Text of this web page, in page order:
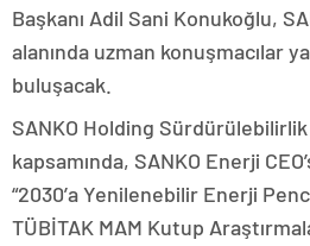
Başkanı Adil Sani Konukoğlu,
alanında uzman konuşmacılar
buluşacak.
SANKO Holding
kapsamında, SANKO Enerji
“2030’a Yenilenebilir Enerji
TÜBİTAK MAM Kutup